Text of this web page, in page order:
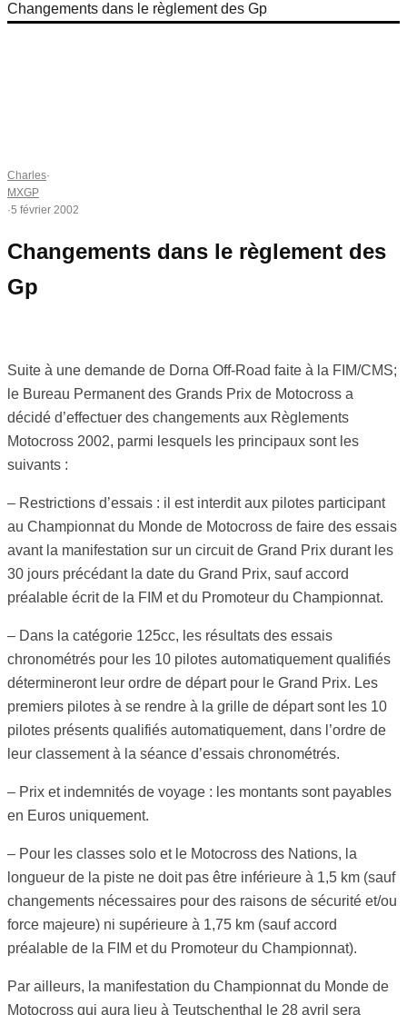
Changements dans le règlement des Gp
Charles·
MXGP
·5 février 2002
Changements dans le règlement des
Gp
Suite à une demande de Dorna Off-Road faite à la FIM/CMS;
le Bureau Permanent des Grands Prix de Motocross a
décidé d’effectuer des changements aux Règlements
Motocross 2002, parmi lesquels les principaux sont les
suivants :
– Restrictions d’essais : il est interdit aux pilotes participant
au Championnat du Monde de Motocross de faire des essais
avant la manifestation sur un circuit de Grand Prix durant les
30 jours précédant la date du Grand Prix, sauf accord
préalable écrit de la FIM et du Promoteur du Championnat.
– Dans la catégorie 125cc, les résultats des essais
chronométrés pour les 10 pilotes automatiquement qualifiés
détermineront leur ordre de départ pour le Grand Prix. Les
premiers pilotes à se rendre à la grille de départ sont les 10
pilotes présents qualifiés automatiquement, dans l’ordre de
leur classement à la séance d’essais chronométrés.
– Prix et indemnités de voyage : les montants sont payables
en Euros uniquement.
– Pour les classes solo et le Motocross des Nations, la
longueur de la piste ne doit pas être inférieure à 1,5 km (sauf
changements nécessaires pour des raisons de sécurité et/ou
force majeure) ni supérieure à 1,75 km (sauf accord
préalable de la FIM et du Promoteur du Championnat).
Par ailleurs, la manifestation du Championnat du Monde de
Motocross qui aura lieu à Teutschenthal le 28 avril sera